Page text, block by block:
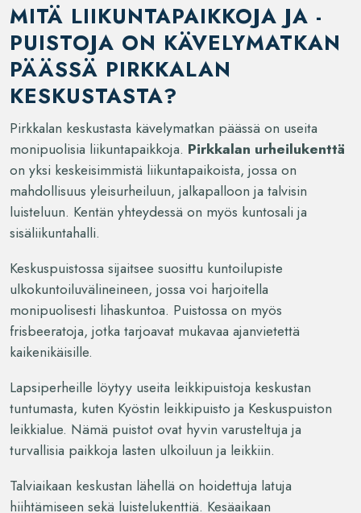
MITÄ LIIKUNTAPAIKKOJA JA -
PUISTOJA ON KÄVELYMATKAN
PÄÄSSÄ PIRKKALAN
KESKUSTASTA?
Pirkkalan keskustasta kävelymatkan päässä on useita
monipuolisia liikuntapaikkoja. Pirkkalan urheilukenttä
on yksi keskeisimmistä liikuntapaikoista, jossa on
mahdollisuus yleisurheiluun, jalkapalloon ja talvisin
luisteluun. Kentän yhteydessä on myös kuntosali ja
sisäliikuntahalli.
Keskuspuistossa sijaitsee suosittu kuntoilupiste
ulkokuntoiluvälineineen, jossa voi harjoitella
monipuolisesti lihaskuntoa. Puistossa on myös
frisbeeratoja, jotka tarjoavat mukavaa ajanvietettä
kaikenikäisille.
Lapsiperheille löytyy useita leikkipuistoja keskustan
tuntumasta, kuten Kyöstin leikkipuisto ja Keskuspuiston
leikkialue. Nämä puistot ovat hyvin varusteltuja ja
turvallisia paikkoja lasten ulkoiluun ja leikkiin.
Talviaikaan keskustan lähellä on hoidettuja latuja
hiihtämiseen sekä luistelukenttiä. Kesäaikaan